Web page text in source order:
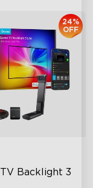
Backlight 3
24%
OFF